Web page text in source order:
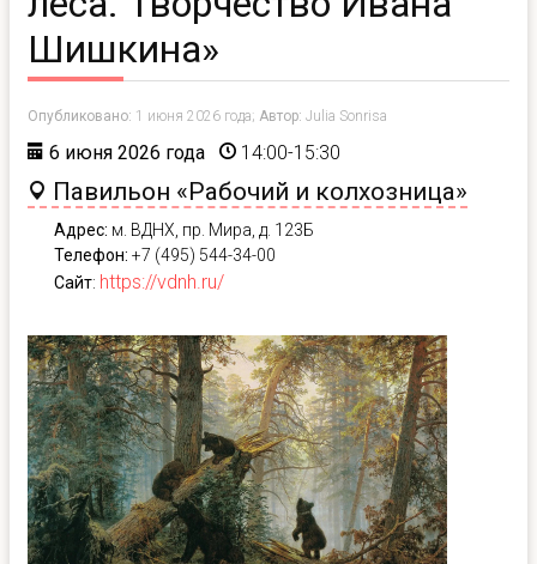
Шишкина»
Опубликовано: 1 июня 2026 года; Автор: Julia Sonrisa
6 июня 2026 года 14:00-15:30
Павильон «Рабочий и колхозница»
Адрес: м. ВДНХ, пр. Мира, д. 123Б
Телефон: +7 (495) 544-34-00
Сайт: https://vdnh.ru/